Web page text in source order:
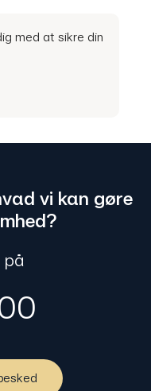
med at sikre din
vi kan gøre
på